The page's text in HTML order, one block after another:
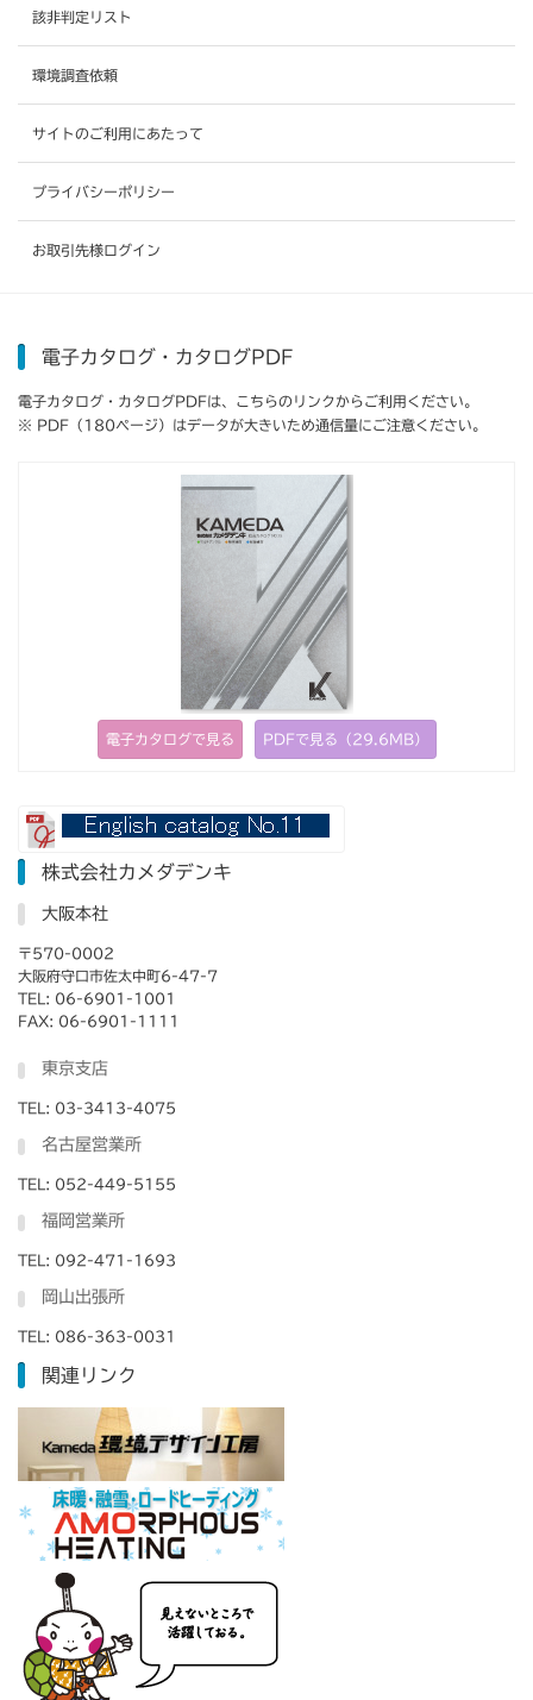
該非判定リスト
環境調査依頼
サイトのご利用にあたって
プライバシーポリシー
お取引先様ログイン
電子カタログ・カタログPDF
電子カタログ・カタログPDFは、こちらのリンクからご利用ください。
※ PDF（180ページ）はデータが大きいため通信量にご注意ください。
電子カタログで見る PDFで見る（29.6MB）
株式会社カメダデンキ
大阪本社
〒570-0002
大阪府守口市佐太中町6-47-7
TEL: 06-6901-1001
FAX: 06-6901-1111
東京支店
TEL: 03-3413-4075
名古屋営業所
TEL: 052-449-5155
福岡営業所
TEL: 092-471-1693
岡山出張所
TEL: 086-363-0031
関連リンク